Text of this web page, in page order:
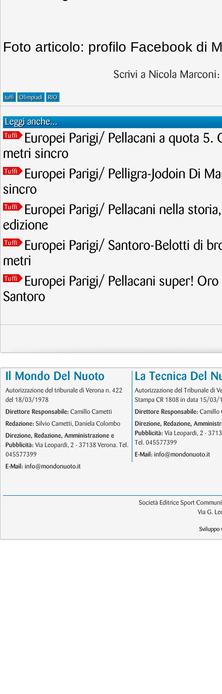
Foto articolo: profilo Facebook di
Scrivi a Nicola Marconi:
tuffi Olimpiadi RIO
Leggi anche...
Tuffi
Europei Parigi/ Pellacani a quota 5.
metri sincro
Tuffi
Europei Parigi/ Pelligra-Jodoin Di
sincro
Tuffi
Europei Parigi/ Pellacani nella
edizione
Tuffi
Europei Parigi/ Santoro-Belotti di
metri
Tuffi
Europei Parigi/ Pellacani super!
Santoro
Il Mondo Del Nuoto
Autorizzazione del tribunale di Verona n. 422
del 18/03/1978
Direttore Responsabile: Camillo Cametti
Redazione: Silvio Cametti, Daniela Colombo
Direzione, Redazione, Amministrazione e
Pubblicità: Via Leopardi, 2 - 37138 Verona. Tel.
045577399
E-Mail: info@mondonuoto.it
La Tecnica Del
Autorizzazione del Tribunale di
Stampa CR 1808 in data 15/03/
Direttore Responsabile: Camillo
Direzione, Redazione,
Pubblicità: Via Leopardi, 2 -
Tel. 045577399
E-Mail: info@mondonuoto.it
Società Editrice Sport
Via G.
Sviluppo